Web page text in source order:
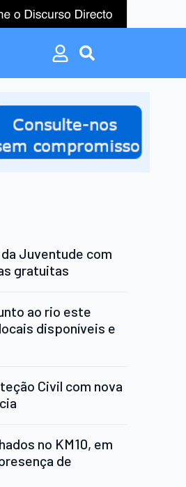
Search
Search
for:
Juventude com
gratuitas
ao rio este
disponíveis e
Civil com nova
no KM10, em
de